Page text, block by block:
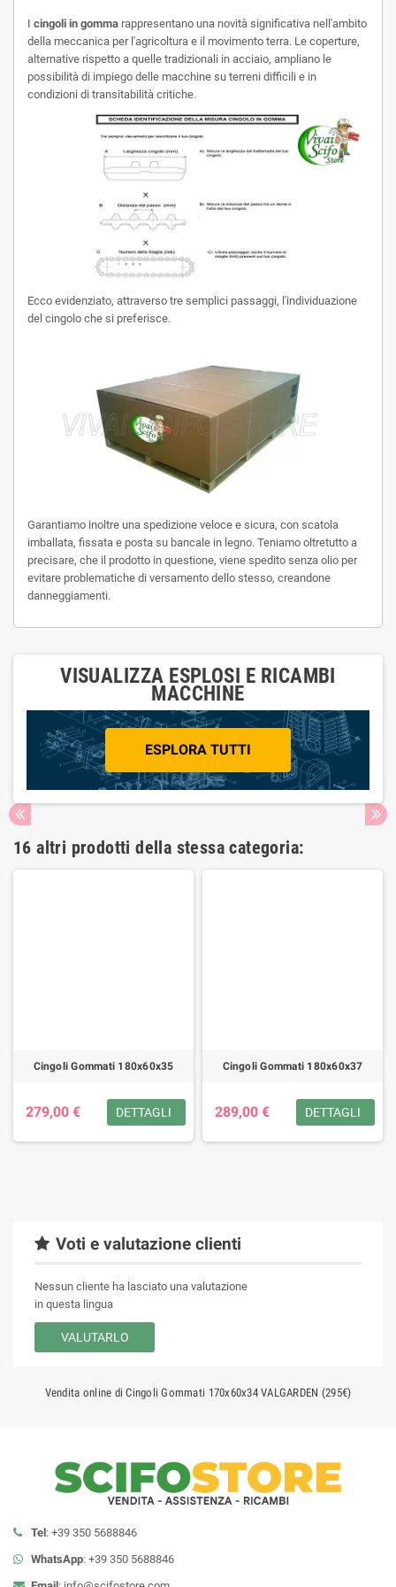
I cingoli in gomma rappresentano una novità significativa nell'ambito
della meccanica per l'agricoltura e il movimento terra. Le coperture,
alternative rispetto a quelle tradizionali in acciaio, ampliano le
possibilità di impiego delle macchine su terreni difficili e in
condizioni di transitabilità critiche.
Ecco evidenziato, attraverso tre semplici passaggi, l'individuazione
del cingolo che si preferisce.
Garantiamo inoltre una spedizione veloce e sicura, con scatola
imballata, fissata e posta su bancale in legno. Teniamo oltretutto a
precisare, che il prodotto in questione, viene spedito senza olio per
evitare problematiche di versamento dello stesso, creandone
danneggiamenti.
VISUALIZZA ESPLOSI E RICAMBI
MACCHINE
ESPLORA TUTTI
16 altri prodotti della stessa categoria:
Cingoli Gommati 180x60x35
279,00 € DETTAGLI
Cingoli Gommati 180x60x37
289,00 € DETTAGLI
Voti e valutazione clienti
Nessun cliente ha lasciato una valutazione
in questa lingua
VALUTARLO
Vendita online di Cingoli Gommati 170x60x34 VALGARDEN (295€)
Tel: +39 350 5688846
WhatsApp: +39 350 5688846